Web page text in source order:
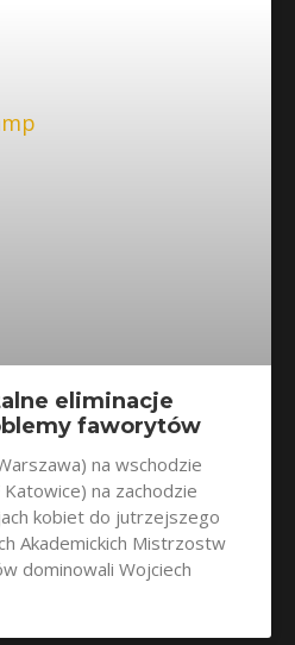
eliminacje
faworytów
na wschodzie
na zachodzie
kobiet do jutrzejszego
Akademickich Mistrzostw
dominowali Wojciech